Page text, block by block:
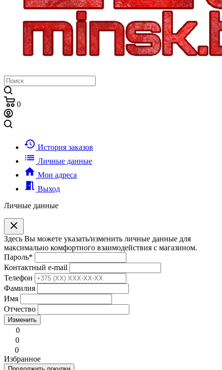
0
history История заказов
list Личные данные
home Мои адреса
meeting_room Выход
Личные данные
clear
Здесь Вы можете указать/изменить личные данные для
максимально комфортного взаимодействия с магазином.
Пароль*
Контактный e-mail
Телефон
Фамилия
Имя
Отчество
Изменить
0
0
0
Избранное